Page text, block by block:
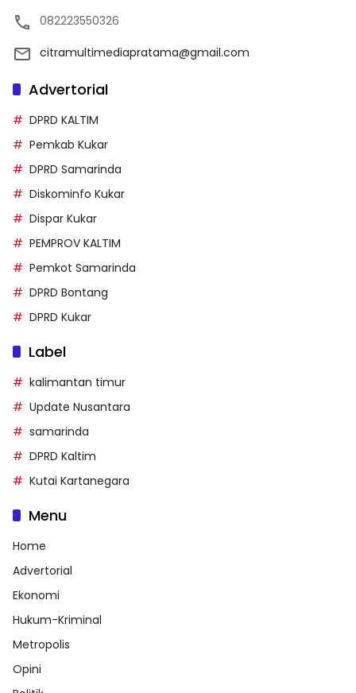
082223550326
citramultimediapratama@gmail.com
Advertorial
DPRD KALTIM
Pemkab Kukar
DPRD Samarinda
Diskominfo Kukar
Dispar Kukar
PEMPROV KALTIM
Pemkot Samarinda
DPRD Bontang
DPRD Kukar
Label
kalimantan timur
Update Nusantara
samarinda
DPRD Kaltim
Kutai Kartanegara
Menu
Home
Advertorial
Ekonomi
Hukum-Kriminal
Metropolis
Opini